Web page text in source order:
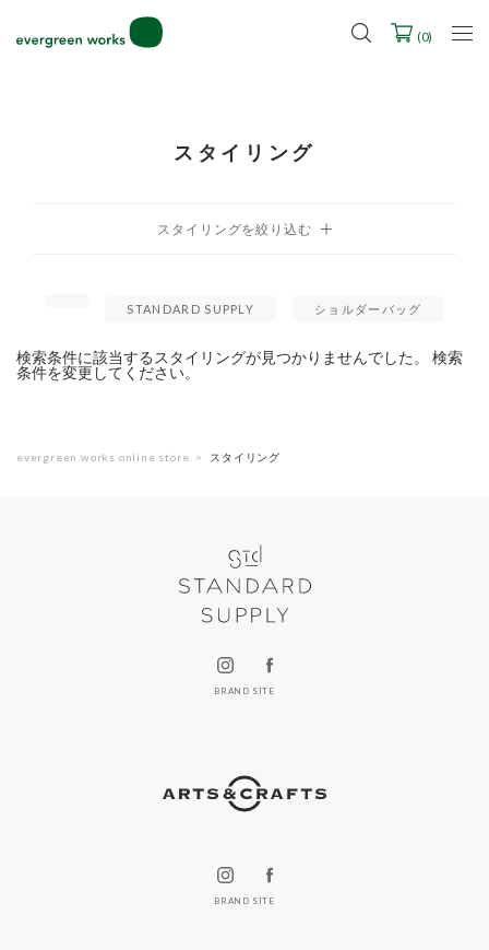
2027年ご入学用ランドセル受注会スケジュール
(0)
スタイリング
STANDARD SUPPLY ショルダーバッグ
検索条件に該当するスタイリングが見つかりませんでした。 検索
条件を変更してください。
evergreen works online store スタイリング
BRAND SITE
BRAND SITE